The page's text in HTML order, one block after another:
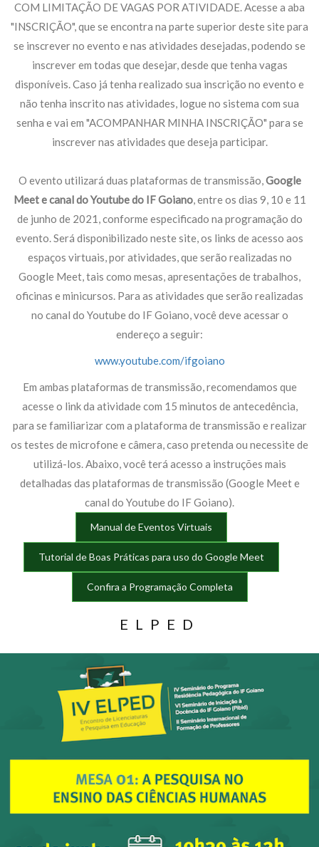
COM LIMITAÇÃO DE VAGAS POR ATIVIDADE. Acesse a aba
"INSCRIÇÃO", que se encontra na parte superior deste site para
se inscrever no evento e nas atividades desejadas, podendo se
inscrever em todas que desejar, desde que tenha vagas
disponíveis. Caso já tenha realizado sua inscrição no evento e
não tenha inscrito nas atividades, logue no sistema com sua
senha e vai em "ACOMPANHAR MINHA INSCRIÇÃO" para se
inscrever nas atividades que deseja participar.
O evento utilizará duas plataformas de transmissão,Google
Meet e canal do Youtube do IF Goiano, entre os dias 9, 10 e 11
de junho de 2021, conforme especificado na programação do
evento. Será disponibilizado neste site, os links de acesso aos
espaços virtuais, por atividades, que serão realizadas no
Google Meet, tais como mesas, apresentações de trabalhos,
oficinas e minicursos. Para as atividades que serão realizadas
no canal do Youtube do IF Goiano, você deve acessar o
endereço a seguir:
www.youtube.com/ifgoiano
Em ambas plataformas de transmissão, recomendamos que
acesse o link da atividade com 15 minutos de antecedência,
para se familiarizar com a plataforma de transmissão e realizar
os testes de microfone e câmera, caso pretenda ou necessite de
utilizá-los. Abaixo, você terá acesso a instruções mais
detalhadas das plataformas de transmissão (Google Meet e
canal do Youtube do IF Goiano).
Manual de Eventos Virtuais
Tutorial de Boas Práticas para uso do Google Meet
Confira a Programação Completa
ELPED